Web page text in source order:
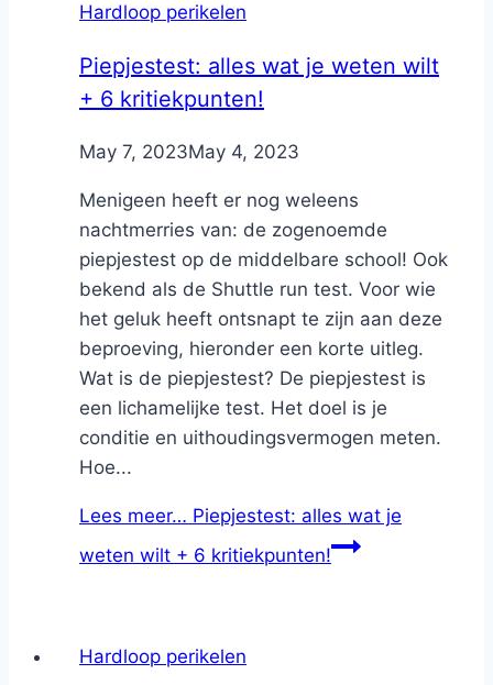
Hardloop perikelen
Piepjestest: alles wat je weten wilt
+ 6 kritiekpunten!
ByNicole
May 7, 2023May 4, 2023
Menigeen heeft er nog weleens
nachtmerries van: de zogenoemde
piepjestest op de middelbare school! Ook
bekend als de Shuttle run test. Voor wie
het geluk heeft ontsnapt te zijn aan deze
beproeving, hieronder een korte uitleg.
Wat is de piepjestest? De piepjestest is
een lichamelijke test. Het doel is je
conditie en uithoudingsvermogen meten.
Hoe...
Lees meer… Piepjestest: alles wat je
weten wilt + 6 kritiekpunten!
Hardloop perikelen